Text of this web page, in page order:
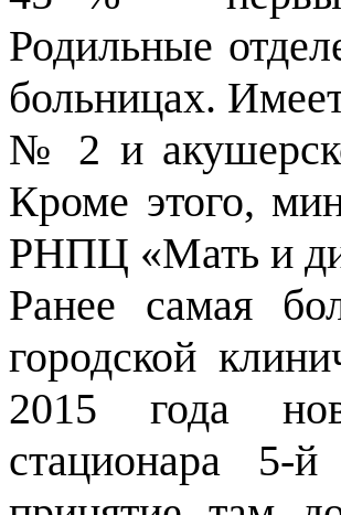
Родильные
больницах.
№ 2 и
Кроме этого,
РНПЦ «Мать и
Ранее самая
городской
2015 года
стационара 5-